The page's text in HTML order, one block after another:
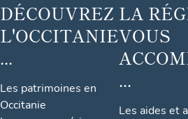
DÉCOUVREZ
L'OCCITANIE
...
Les patrimoines en
Occitanie
LA
VOUS
...
Les aides et